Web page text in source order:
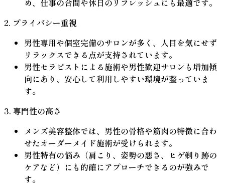
2. プライバシー重視
男性専用や個室完備のサロンが多く、人目を気にせず
リラックスできる点が支持されています。
男性セラピストによる施術や男性歓迎サロンも増加傾
向にあり、安心して利用しやすい環境が整っていま
す。
3. 専門性の高さ
メンズ美容整体では、男性の骨格や筋肉の特徴に合わ
せたオーダーメイド施術が受けられます。
男性特有の悩み（肩こり、姿勢の悪さ、ヒゲ剃り跡の
ケアなど）にも的確にアプローチできるのが強みで
す。